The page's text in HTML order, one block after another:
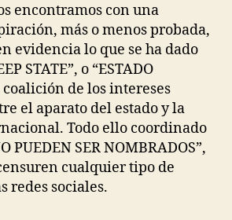
encontramos con una
más o menos probada,
evidencia lo que se ha dado
STATE”, o “ESTADO
coalición de los intereses
el aparato del estado y la
Todo ello coordinado
PUEDEN SER NOMBRADOS”,
cualquier tipo de
redes sociales.